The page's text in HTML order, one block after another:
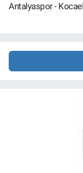
Antalyaspor -